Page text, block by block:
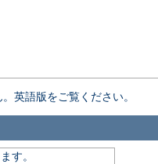
英語版をご覧ください。
す。